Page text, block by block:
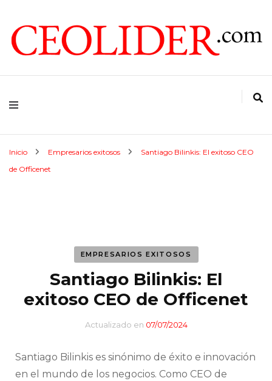
CEOLIDER.COM
Inicio Empresarios exitosos
Santiago Bilinkis: El exitoso CEO
de Officenet
EMPRESARIOS EXITOSOS
Santiago Bilinkis: El
exitoso CEO de Officenet
Actualizado en 07/07/2024
Santiago Bilinkis es sinónimo de éxito e innovación
en el mundo de los negocios. Como CEO de